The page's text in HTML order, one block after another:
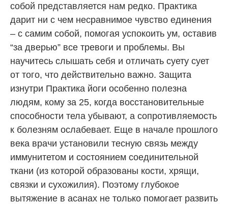
собой представляется нам редко. Практика
дарит ни с чем несравнимое чувство единения
– с самим собой, помогая успокоить ум, оставив
“за дверью” все тревоги и проблемы. Вы
научитесь слышать себя и отличать суету сует
от того, что действительно важно. Защита
изнутри Практика йоги особенно полезна
людям, кому за 25, когда восстановительные
способности тела убывают, а сопротивляемость
к болезням ослабевает. Еще в начале прошлого
века врачи установили тесную связь между
иммунитетом и состоянием соединительной
ткани (из которой образованы кости, хрящи,
связки и сухожилия). Поэтому глубокое
вытяжение в асанах не только помогает развить